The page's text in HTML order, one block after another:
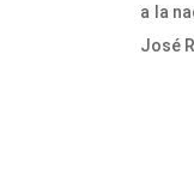
a la
José